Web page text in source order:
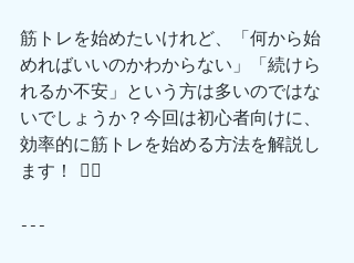
筋トレを始めたいけれど、「何から始
めればいいのかわからない」「続けら
れるか不安」という方は多いのではな
いでしょうか？今回は初心者向けに、
効率的に筋トレを始める方法を解説し
ます！  🙋‍♂️
---